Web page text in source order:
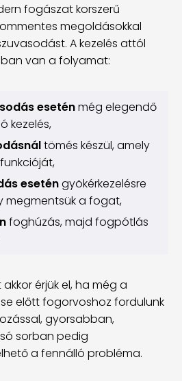
fogászat korszerű
megoldásokkal
A kezelés attól
van a folyamat:
eseténmég elegendő
kezelés,
tömés készül, amely
eseténgyökérkezelésre
megmentsük a fogat,
foghúzás, majd fogpótlás
érjük el, ha még a
előtt fogorvoshoz fordulunk
gyorsabban,
sorban pedig
a fennálló probléma.